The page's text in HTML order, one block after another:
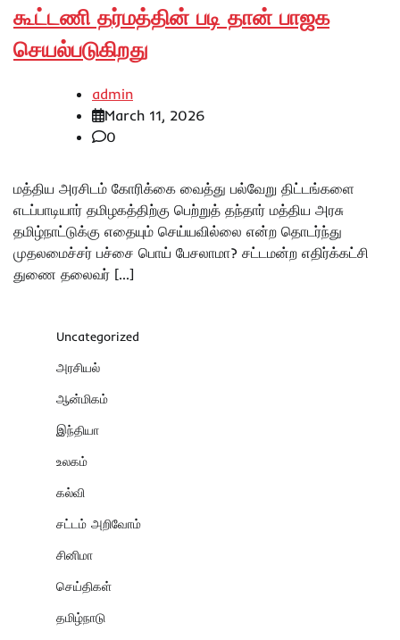
கூட்டணி தர்மத்தின் படி தான் பாஜக
செயல்படுகிறது
admin
March 11, 2026
0
மத்திய அரசிடம் கோரிக்கை வைத்து பல்வேறு திட்டங்களை
எடப்பாடியார் தமிழகத்திற்கு பெற்றுத் தந்தார் மத்திய அரசு
தமிழ்நாட்டுக்கு எதையும் செய்யவில்லை என்ற தொடர்ந்து
முதலமைச்சர் பச்சை பொய் பேசலாமா? சட்டமன்ற எதிர்க்கட்சி
துணை தலைவர் […]
Uncategorized
அரசியல்
ஆன்மிகம்
இந்தியா
உலகம்
கல்வி
சட்டம் அறிவோம்
சினிமா
செய்திகள்
தமிழ்நாடு